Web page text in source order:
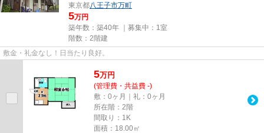
東京都八王子市万町
5万円
築年数：築40年 ｜募集中： 1室
階数：2階建
敷金・礼金なし！日当たり良好。
5万円
(管理費・共益費 -)
敷：0ヶ月｜礼：0ヶ月
所在階：2階
間取り：1K
面積：18.00㎡